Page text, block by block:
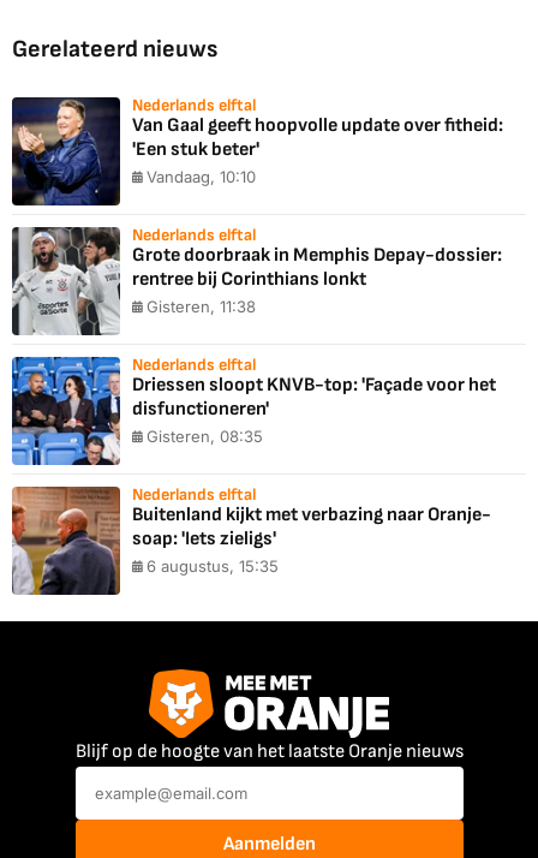
Gerelateerd nieuws
Nederlands elftal
Van Gaal geeft hoopvolle update over fitheid:
'Een stuk beter'
Vandaag, 10:10
Nederlands elftal
Grote doorbraak in Memphis Depay-dossier:
rentree bij Corinthians lonkt
Gisteren, 11:38
Nederlands elftal
Driessen sloopt KNVB-top: 'Façade voor het
disfunctioneren'
Gisteren, 08:35
Nederlands elftal
Buitenland kijkt met verbazing naar Oranje-
soap: 'Iets zieligs'
6 augustus, 15:35
Blijf op de hoogte van het laatste Oranje nieuws
Aanmelden